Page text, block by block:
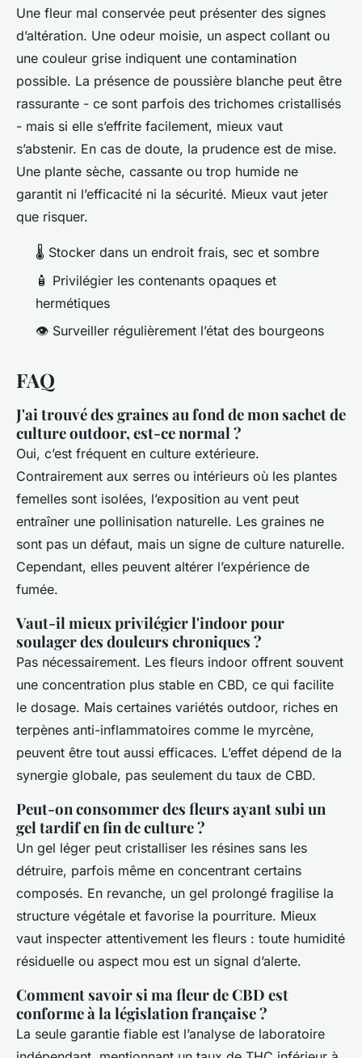
Une fleur mal conservée peut présenter des signes
d’altération. Une odeur moisie, un aspect collant ou
une couleur grise indiquent une contamination
possible. La présence de poussière blanche peut être
rassurante - ce sont parfois des trichomes cristallisés
- mais si elle s’effrite facilement, mieux vaut
s’abstenir. En cas de doute, la prudence est de mise.
Une plante sèche, cassante ou trop humide ne
garantit ni l’efficacité ni la sécurité. Mieux vaut jeter
que risquer.
🌡️ Stocker dans un endroit frais, sec et sombre
🧴 Privilégier les contenants opaques et
hermétiques
👁️ Surveiller régulièrement l’état des bourgeons
FAQ
J'ai trouvé des graines au fond de mon sachet de
culture outdoor, est-ce normal ?
Oui, c’est fréquent en culture extérieure.
Contrairement aux serres ou intérieurs où les plantes
femelles sont isolées, l’exposition au vent peut
entraîner une pollinisation naturelle. Les graines ne
sont pas un défaut, mais un signe de culture naturelle.
Cependant, elles peuvent altérer l’expérience de
fumée.
Vaut-il mieux privilégier l'indoor pour
soulager des douleurs chroniques ?
Pas nécessairement. Les fleurs indoor offrent souvent
une concentration plus stable en CBD, ce qui facilite
le dosage. Mais certaines variétés outdoor, riches en
terpènes anti-inflammatoires comme le myrcène,
peuvent être tout aussi efficaces. L’effet dépend de la
synergie globale, pas seulement du taux de CBD.
Peut-on consommer des fleurs ayant subi un
gel tardif en fin de culture ?
Un gel léger peut cristalliser les résines sans les
détruire, parfois même en concentrant certains
composés. En revanche, un gel prolongé fragilise la
structure végétale et favorise la pourriture. Mieux
vaut inspecter attentivement les fleurs : toute humidité
résiduelle ou aspect mou est un signal d’alerte.
Comment savoir si ma fleur de CBD est
conforme à la législation française ?
La seule garantie fiable est l’analyse de laboratoire